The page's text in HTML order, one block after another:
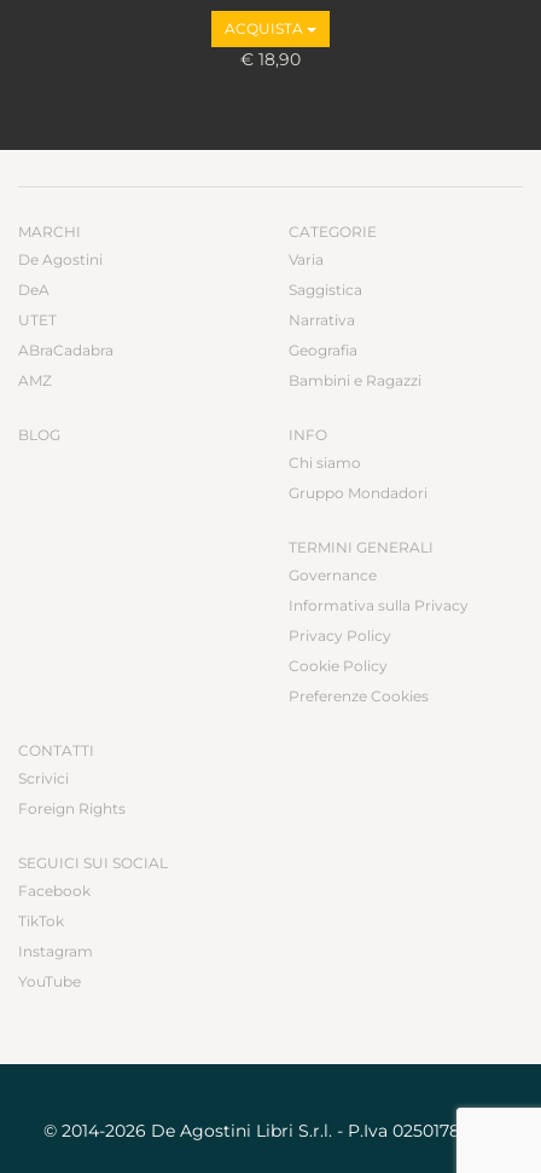
ACQUISTA
€ 18,90
MARCHI
De Agostini
DeA
UTET
ABraCadabra
AMZ
BLOG
CATEGORIE
Varia
Saggistica
Narrativa
Geografia
Bambini e Ragazzi
INFO
Chi siamo
Gruppo Mondadori
TERMINI GENERALI
Governance
Informativa sulla Privacy
Privacy Policy
Cookie Policy
Preferenze Cookies
CONTATTI
Scrivici
Foreign Rights
SEGUICI SUI SOCIAL
Facebook
TikTok
Instagram
YouTube
© 2014-2026 De Agostini Libri S.r.l. - P.Iva 02501780031